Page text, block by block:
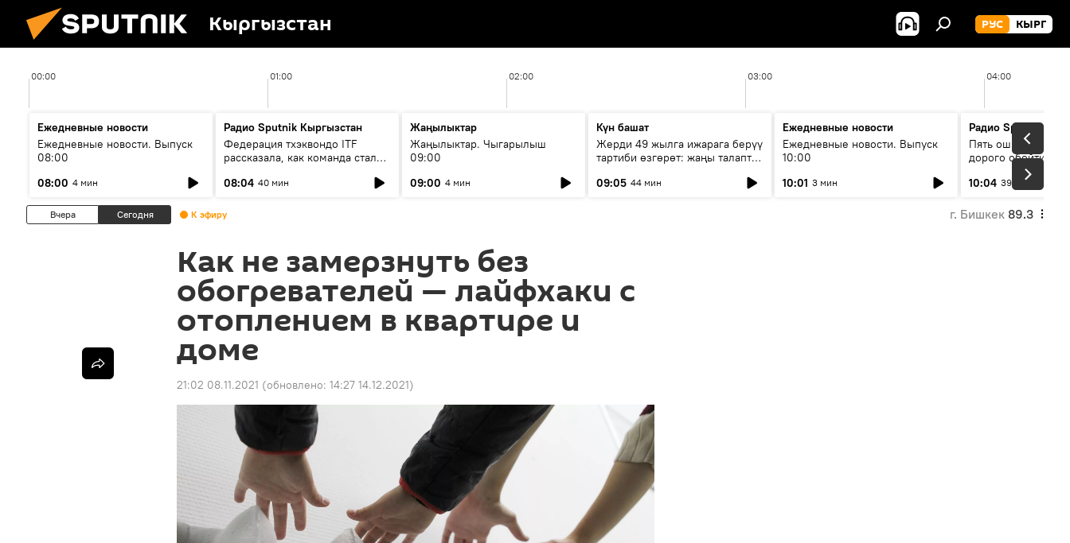
Кыргызстан РУС КЫРГ
00:00 01:00 02:00 03:00 04:00
Ежедневные новости
Ежедневные новости. Выпуск
08:00
08:00 4 мин
Радио Sputnik Кыргызстан
Федерация тхэквондо ITF
рассказала, как команда стала
08:04 40 мин
Жаңылыктар
Жаңылыктар. Чыгарылыш
09:00
09:00 4 мин
Күн башат
Жерди 49 жылга ижарага берүү
тартиби өзгөрөт: жаңы талаптар
09:05 44 мин
Ежедневные новости
Ежедневные новости. Выпуск
10:00
10:01 3 мин
Радио Sputnik
Пять ошибок
дорого обойтись
10:04 39 мин
Вчера Сегодня К эфиру г. Бишкек 89.3
Как не замерзнуть без
обогревателей — лайфхаки с
отоплением в квартире и
доме
21:02 08.11.2021 (обновлено: 14:27 14.12.2021)